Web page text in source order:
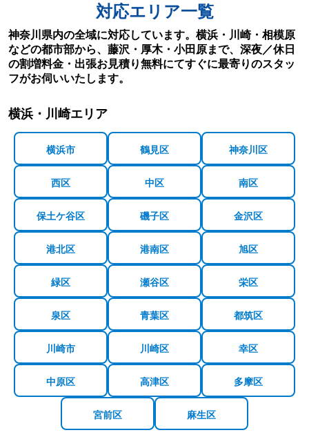
対応エリア一覧
神奈川県内の全域に対応しています。横浜・川崎・相模原
などの都市部から、藤沢・厚木・小田原まで、深夜／休日
の割増料金・出張お見積り無料にてすぐに最寄りのスタッ
フがお伺いいたします。
横浜・川崎エリア
横浜市 鶴見区 神奈川区
西区 中区 南区
保土ケ谷区 磯子区 金沢区
港北区 港南区 旭区
緑区 瀬谷区 栄区
泉区 青葉区 都筑区
川崎市 川崎区 幸区
中原区 高津区 多摩区
宮前区 麻生区